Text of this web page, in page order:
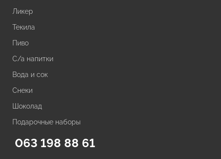
Ликер
Текила
Пиво
С/а напитки
Вода и сок
Снеки
Шоколад
Подарочные наборы
063 198 88 61